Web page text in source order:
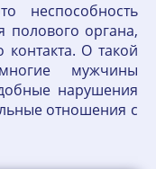
неспособность
полового органа,
контакта. О такой
мужчины
нарушения
отношения с